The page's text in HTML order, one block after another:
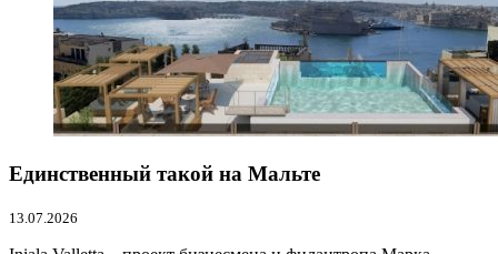
Единственный такой на Мальте
13.07.2026